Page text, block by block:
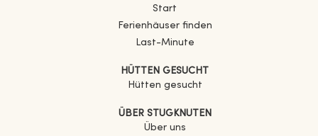
Start
Ferienhäuser finden
Last-Minute
HÜTTEN GESUCHT
Hütten gesucht
ÜBER STUGKNUTEN
Über uns